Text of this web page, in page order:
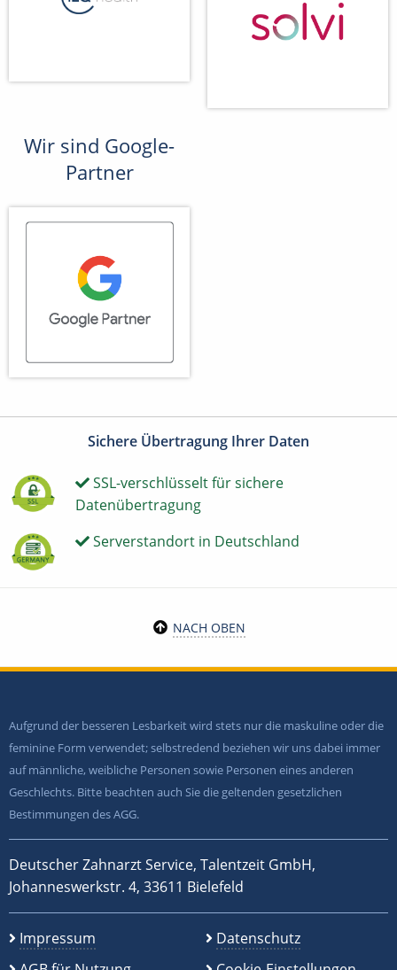
Wir sind Google-
Partner
Sichere Übertragung Ihrer Daten
SSL-verschlüsselt für sichere
Datenübertragung
Serverstandort in Deutschland
NACH OBEN
Aufgrund der besseren Lesbarkeit wird stets nur die maskuline oder die
feminine Form verwendet; selbstredend beziehen wir uns dabei immer
auf männliche, weibliche Personen sowie Personen eines anderen
Geschlechts. Bitte beachten auch Sie die geltenden gesetzlichen
Bestimmungen des AGG.
Deutscher Zahnarzt Service, Talentzeit GmbH,
Johanneswerkstr. 4, 33611 Bielefeld
Impressum
Datenschutz